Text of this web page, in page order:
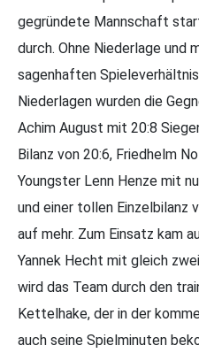
gegründete Mannschaft
durch. Ohne Niederlage und
sagenhaften
Niederlagen wurden die
Achim August mit 20:8
Bilanz von 20:6, Friedhelm
Youngster Lenn Henze mit
und einer tollen Einzelbilanz
auf mehr. Zum Einsatz kam
Yannek Hecht mit gleich
wird das Team durch den
Kettelhake, der in der
auch seine Spielminuten